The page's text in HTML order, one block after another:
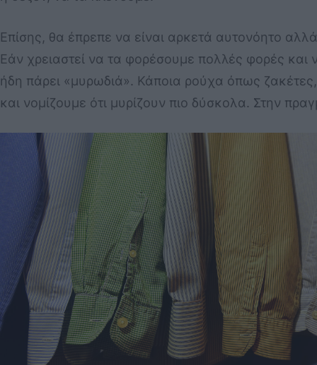
Επίσης, θα έπρεπε να είναι αρκετά αυτονόητο
Εάν χρειαστεί να τα φορέσουμε πολλές φορές και
ήδη πάρει «μυρωδιά». Κάποια ρούχα όπως
και νομίζουμε ότι μυρίζουν πιο δύσκολα. Στην